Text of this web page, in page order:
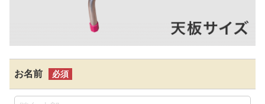
お見積もり依頼フォームのテーブル
お名前 必須